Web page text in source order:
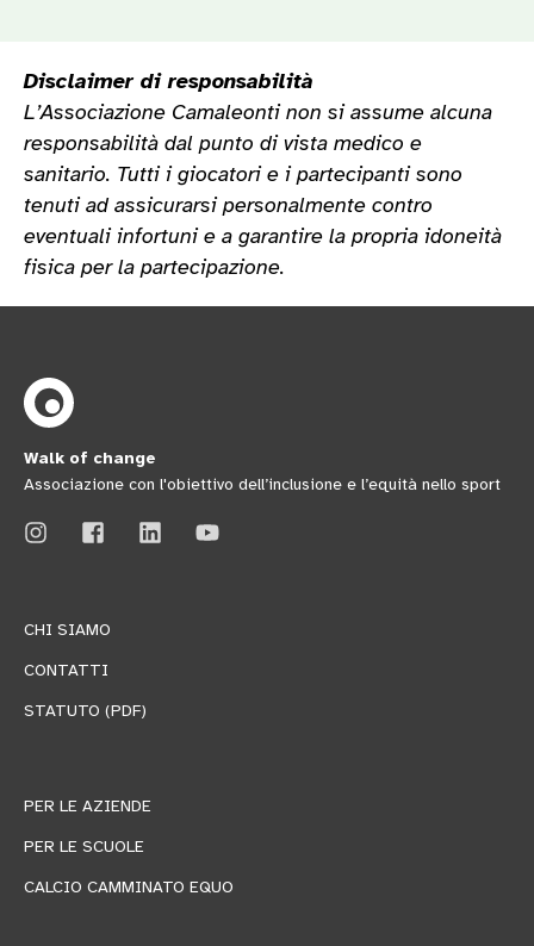
Disclaimer di responsabilità
L’Associazione Camaleonti non si assume alcuna
responsabilità dal punto di vista medico e
sanitario. Tutti i giocatori e i partecipanti sono
tenuti ad assicurarsi personalmente contro
eventuali infortuni e a garantire la propria idoneità
fisica per la partecipazione.
Walk of change
Associazione con l'obiettivo dell’inclusione e l’equità nello sport
CHI SIAMO
CONTATTI
STATUTO (PDF)
PER LE AZIENDE
PER LE SCUOLE
CALCIO CAMMINATO EQUO